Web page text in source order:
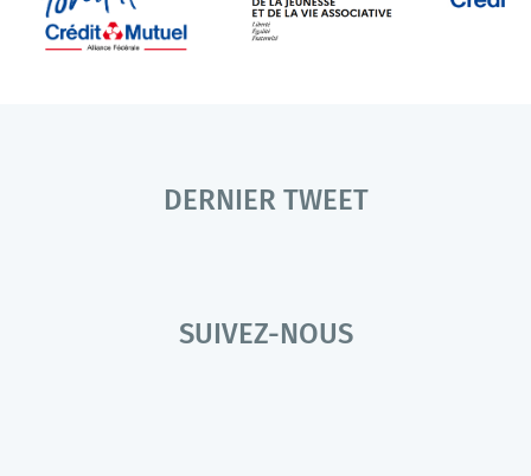
DERNIER TWEET
SUIVEZ-NOUS